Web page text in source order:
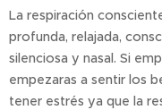
La respiración
profunda, relajada,
silenciosa y nasal. Si
empezaras a sentir los
tener estrés ya que la